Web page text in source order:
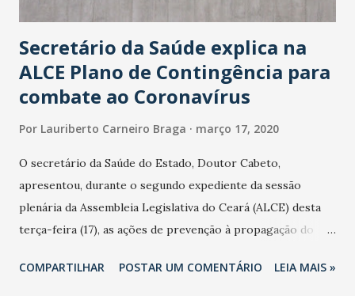
Secretário da Saúde explica na
ALCE Plano de Contingência para
combate ao Coronavírus
Por Lauriberto Carneiro Braga março 17, 2020
O secretário da Saúde do Estado, Doutor Cabeto,
apresentou, durante o segundo expediente da sessão
plenária da Assembleia Legislativa do Ceará (ALCE) desta
terça-feira (17), as ações de prevenção à propagação do
adotadas pelo Governo do Estado na contenção da
COMPARTILHAR POSTAR UM COMENTÁRIO LEIA MAIS »